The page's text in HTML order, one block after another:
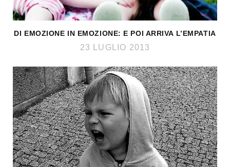
DI EMOZIONE IN EMOZIONE: E POI ARRIVA L’EMPATIA
23 LUGLIO 2013